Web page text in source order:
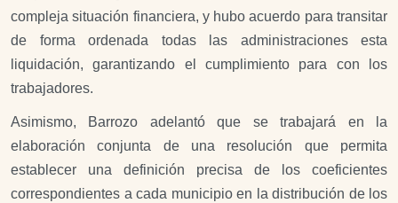
compleja situación financiera, y hubo acuerdo para transitar
de forma ordenada todas las administraciones esta
liquidación, garantizando el cumplimiento para con los
trabajadores.
Asimismo, Barrozo adelantó que se trabajará en la
elaboración conjunta de una resolución que permita
establecer una definición precisa de los coeficientes
correspondientes a cada municipio en la distribución de los